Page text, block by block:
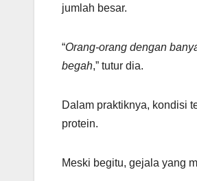
jumlah besar.
“Orang-orang dengan
begah,” tutur dia.
Dalam praktiknya, kondisi
protein.
Meski begitu, gejala yang